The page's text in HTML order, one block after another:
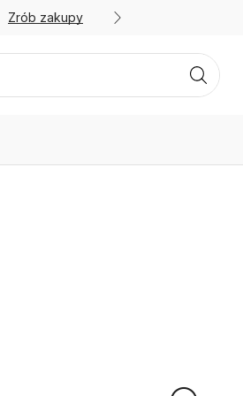
Zrób zakupy